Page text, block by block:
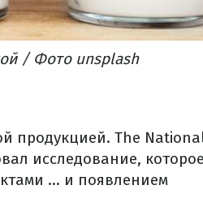
/ Фото unsplash
продукцией. The
исследование, которое
... и появлением